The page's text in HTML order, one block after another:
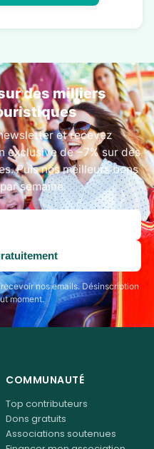
des milliers
et recevez
exclusive de −7% sur des
Puis nos meilleurs bons
semaine.
nos emails. Désinscription
moment.
COMMUNAUTÉ
Top contributeurs
Dons gratuits
Associations soutenues